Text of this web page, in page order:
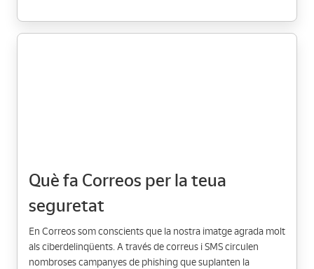
Què fa Correos per la teua
seguretat
En Correos som conscients que la nostra imatge agrada molt
als ciberdelinqüents. A través de correus i SMS circulen
nombroses campanyes de phishing que suplanten la